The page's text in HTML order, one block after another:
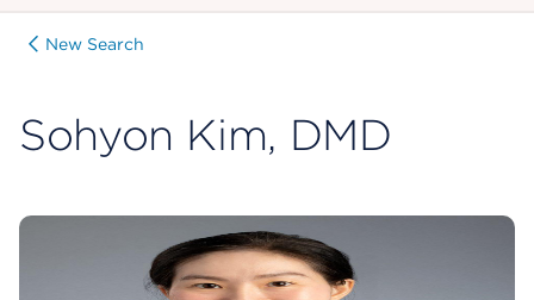
New Search
Sohyon Kim, DMD